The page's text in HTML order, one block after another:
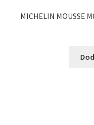
MICHELIN MOUSSE